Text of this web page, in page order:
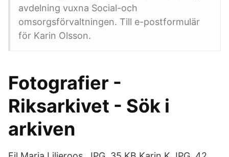
avdelning vuxna Social-och
omsorgsförvaltningen. Till e-postformulär
för Karin Olsson.
Fotografier -
Riksarkivet - Sök i
arkiven